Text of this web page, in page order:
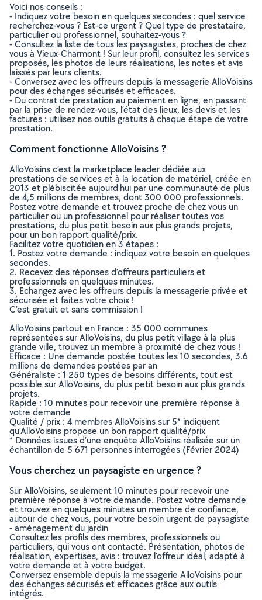
Voici nos conseils :
- Indiquez votre besoin en quelques secondes : quel service
recherchez-vous ? Est-ce urgent ? Quel type de prestataire,
particulier ou professionnel, souhaitez-vous ?
- Consultez la liste de tous les paysagistes, proches de chez
vous à Vieux-Charmont ! Sur leur profil, consultez les services
proposés, les photos de leurs réalisations, les notes et avis
laissés par leurs clients.
- Conversez avec les offreurs depuis la messagerie AlloVoisins
pour des échanges sécurisés et efficaces.
- Du contrat de prestation au paiement en ligne, en passant
par la prise de rendez-vous, l’état des lieux, les devis et les
factures : utilisez nos outils gratuits à chaque étape de votre
prestation.
Comment fonctionne AlloVoisins ?
AlloVoisins c’est la marketplace leader dédiée aux
prestations de services et à la location de matériel, créée en
2013 et plébiscitée aujourd’hui par une communauté de plus
de 4,5 millions de membres, dont 300 000 professionnels.
Postez votre demande et trouvez proche de chez vous un
particulier ou un professionnel pour réaliser toutes vos
prestations, du plus petit besoin aux plus grands projets,
pour un bon rapport qualité/prix.
Facilitez votre quotidien en 3 étapes :
1. Postez votre demande : indiquez votre besoin en quelques
secondes.
2. Recevez des réponses d’offreurs particuliers et
professionnels en quelques minutes.
3. Echangez avec les offreurs depuis la messagerie privée et
sécurisée et faites votre choix !
C’est gratuit et sans commission !
AlloVoisins partout en France : 35 000 communes
représentées sur AlloVoisins, du plus petit village à la plus
grande ville, trouvez un membre à proximité de chez vous !
Efficace : Une demande postée toutes les 10 secondes, 3.6
millions de demandes postées par an
Généraliste : 1 250 types de besoins différents, tout est
possible sur AlloVoisins, du plus petit besoin aux plus grands
projets.
Rapide : 10 minutes pour recevoir une première réponse à
votre demande
Qualité / prix : 4 membres AlloVoisins sur 5* indiquent
qu’AlloVoisins propose un bon rapport qualité/prix
* Données issues d’une enquête AlloVoisins réalisée sur un
échantillon de 5 671 personnes interrogées (Février 2024)
Vous cherchez un paysagiste en urgence ?
Sur AlloVoisins, seulement 10 minutes pour recevoir une
première réponse à votre demande. Postez votre demande
et trouvez en quelques minutes un membre de confiance,
autour de chez vous, pour votre besoin urgent de paysagiste
- aménagement du jardin
Consultez les profils des membres, professionnels ou
particuliers, qui vous ont contacté. Présentation, photos de
réalisation, expertises, avis : trouvez l'offreur idéal, adapté à
votre demande et à votre budget.
Conversez ensemble depuis la messagerie AlloVoisins pour
des échanges sécurisés et efficaces grâce aux outils
intégrés.